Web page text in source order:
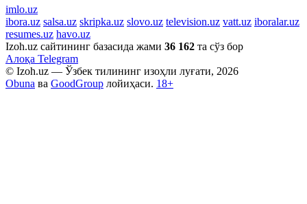
imlo.uz
ibora.uz salsa.uz skripka.uz slovo.uz television.uz vatt.uz iboralar.uz
resumes.uz havo.uz
Izoh.uz сайтининг базасида жами 36 162 та сўз бор
Алоқа Telegram
© Izoh.uz — Ўзбек тилининг изоҳли луғати, 2026
Obuna ва GoodGroup лойиҳаси. 18+